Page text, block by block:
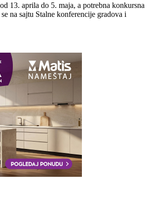
13. aprila do 5. maja, a potrebna konkursna
na sajtu Stalne konferencije gradova i